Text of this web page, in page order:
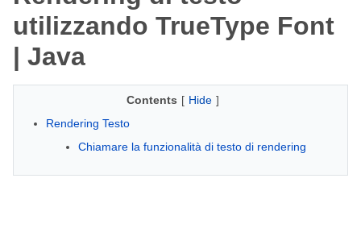
utilizzando TrueType Font
| Java
Contents [ Hide ]
Rendering Testo
Chiamare la funzionalità di testo di rendering